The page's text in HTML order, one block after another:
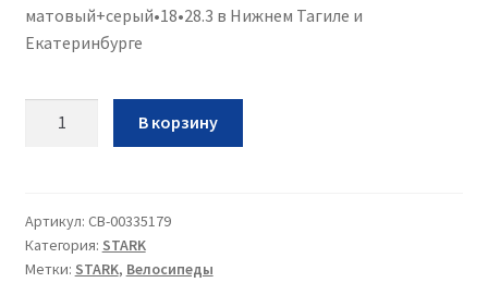
матовый+серый•18•28.3 в Нижнем Тагиле и
Екатеринбурге
D
28.3•2025•сине-
серый
В корзину
Артикул: CB-00335179
Категория: STARK
Метки: STARK, Велосипеды